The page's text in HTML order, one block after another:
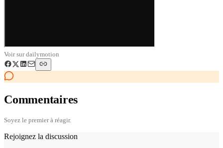
Voir surdailymotion
Commentaires
Soyez le premier à réagir.
Rejoignez la discussion